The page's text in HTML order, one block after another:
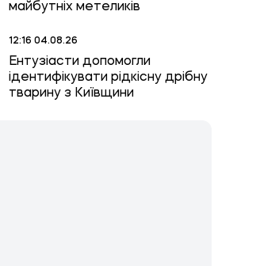
майбутніх метеликів
12:16 04.08.26
Ентузіасти допомогли
ідентифікувати рідкісну дрібну
тварину з Київщини